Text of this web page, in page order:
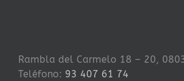
Rambla del Carmelo 18 – 20,
Teléfono: 93 407 61 74